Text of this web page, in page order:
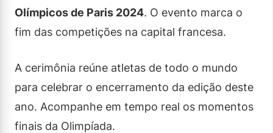
Olímpicos de Paris 2024. O evento marca o
fim das competições na capital francesa.
A cerimônia reúne atletas de todo o mundo
para celebrar o encerramento da edição deste
ano. Acompanhe em tempo real os momentos
finais da Olimpíada.